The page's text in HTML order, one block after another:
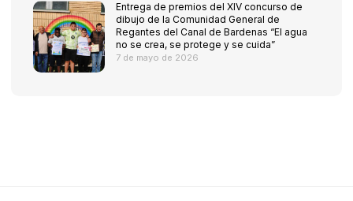
Entrega de premios del XIV concurso de
dibujo de la Comunidad General de
Regantes del Canal de Bardenas “El agua
no se crea, se protege y se cuida”
7 de mayo de 2026